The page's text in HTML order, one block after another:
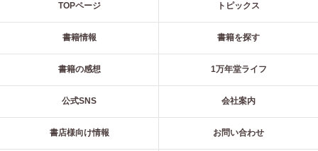
TOPページ トピックス
書籍情報 書籍を探す
書籍の感想 1万年堂ライフ
公式SNS 会社案内
書店様向け情報 お問い合わせ